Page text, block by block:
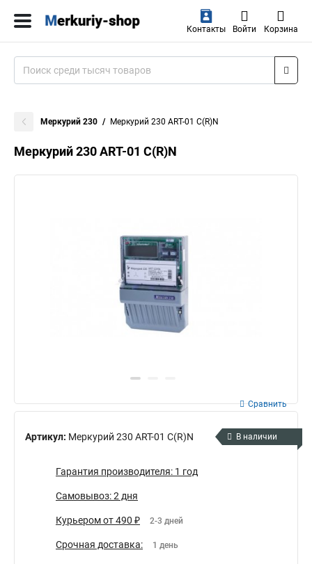
Контакты Войти Корзина
Меркурий 230 Меркурий 230 АRT-01 С(R)N
Меркурий 230 АRT-01 С(R)N
Артикул: Меркурий 230 АRT-01 С(R)N
Сравнить
В наличии
Гарантия производителя: 1 год
Самовывоз: 2 дня
Курьером от 490 ₽ 2-3 дней
Срочная доставка: 1 день